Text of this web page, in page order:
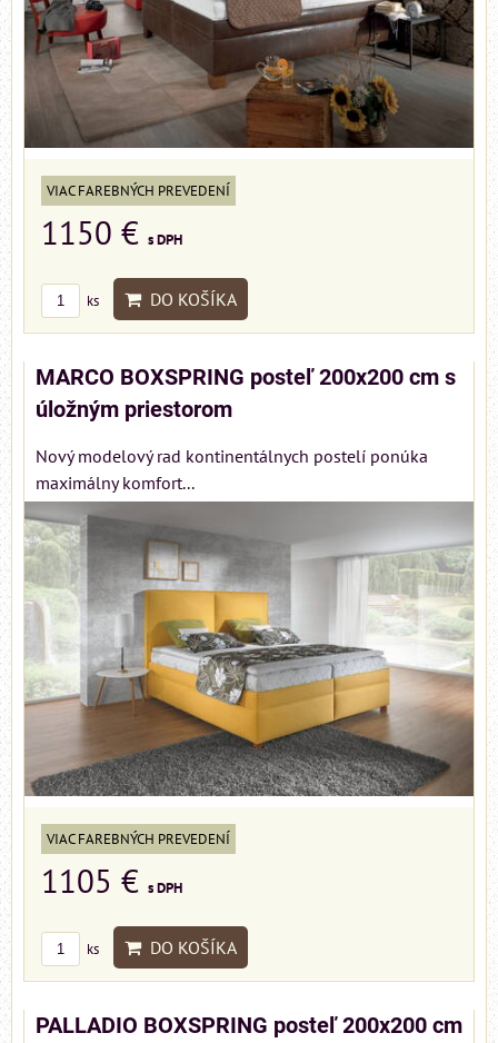
VIAC FAREBNÝCH PREVEDENÍ
1150 € s DPH
ks DO KOŠÍKA
MARCO BOXSPRING posteľ 200x200 cm s
úložným priestorom
Nový modelový rad kontinentálnych postelí ponúka
maximálny komfort...
VIAC FAREBNÝCH PREVEDENÍ
1105 € s DPH
ks DO KOŠÍKA
PALLADIO BOXSPRING posteľ 200x200 cm